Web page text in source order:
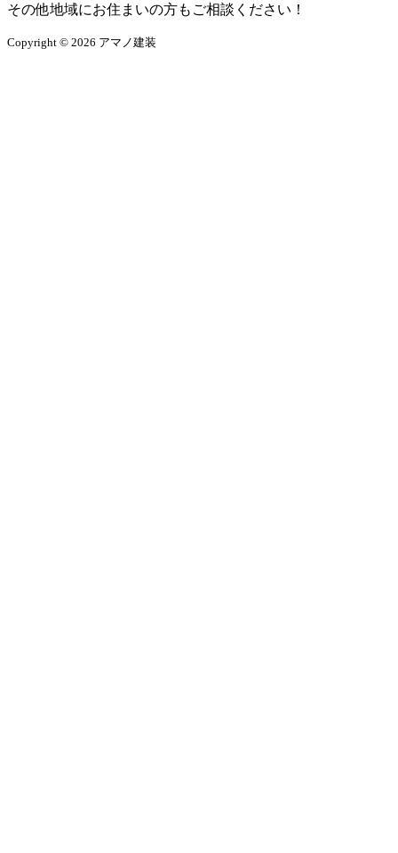
その他地域にお住まいの方もご相談ください！
Copyright © 2026 アマノ建装